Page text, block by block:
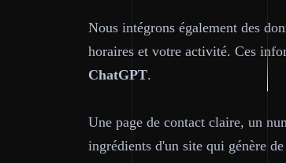
Nous intégrons également des
horaires et votre activité. Ces
ChatGPT.
Une page de contact claire, un
ingrédients d'un site qui génère